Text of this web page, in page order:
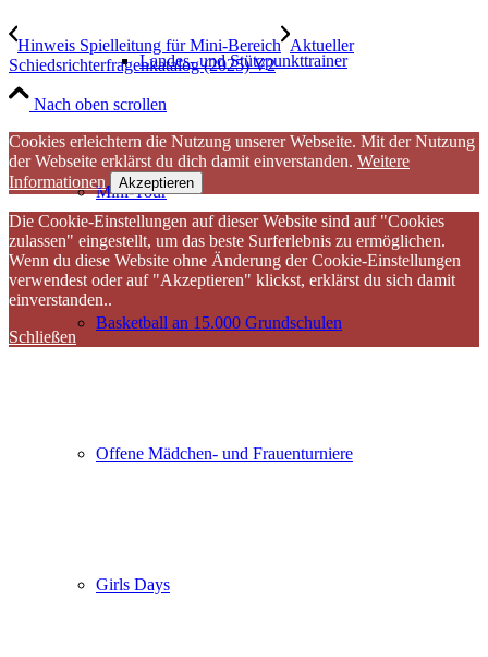
Landes- und Stützpunkttrainer
Mini-Tour
Basketball an 15.000 Grundschulen
Offene Mädchen- und Frauenturniere
Girls Days
Hinweis Spielleitung für Mini-Bereich Aktueller
Schiedsrichterfragenkatalog (2025) V2
Nach oben scrollen
Cookies erleichtern die Nutzung unserer Webseite. Mit der Nutzung
der Webseite erklärst du dich damit einverstanden. Weitere
Informationen
Akzeptieren
Die Cookie-Einstellungen auf dieser Website sind auf "Cookies
zulassen" eingestellt, um das beste Surferlebnis zu ermöglichen.
Wenn du diese Website ohne Änderung der Cookie-Einstellungen
verwendest oder auf "Akzeptieren" klickst, erklärst du sich damit
einverstanden..
Schließen